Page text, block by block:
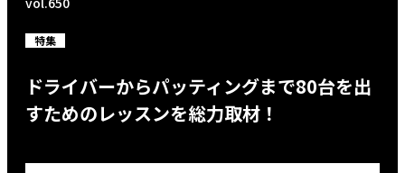
特集
ドライバーからパッティングまで80台を出
すためのレッスンを総力取材！